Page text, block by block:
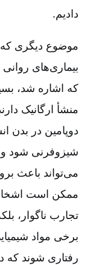
دادیم‌.
موضوع دیگری که
بیماری‌های
که اشاره شد،
منشأ ارگانیک
دوپامین در بدن
شیزوفرنی شود و
می‌تواند باعث
ممکن است اشخاص
تجارب ناگوار،
برخی مواد
رفتاری شوند که